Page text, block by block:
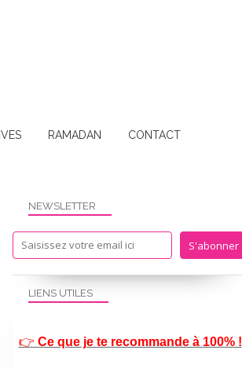
RAMADAN CONTACT
NEWSLETTER
LIENS UTILES
👉 Ce que je te recommande à 100% !